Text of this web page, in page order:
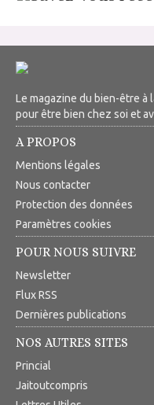
Le magazine du bien-être à
pour être bien chez soi et
A PROPOS
Mentions légales
Nous contacter
Protection des données
Paramètres cookies
POUR NOUS SUIVRE
Newsletter
Flux RSS
Dernières publications
NOS AUTRES SITES
Princial
Jaitoutcompris